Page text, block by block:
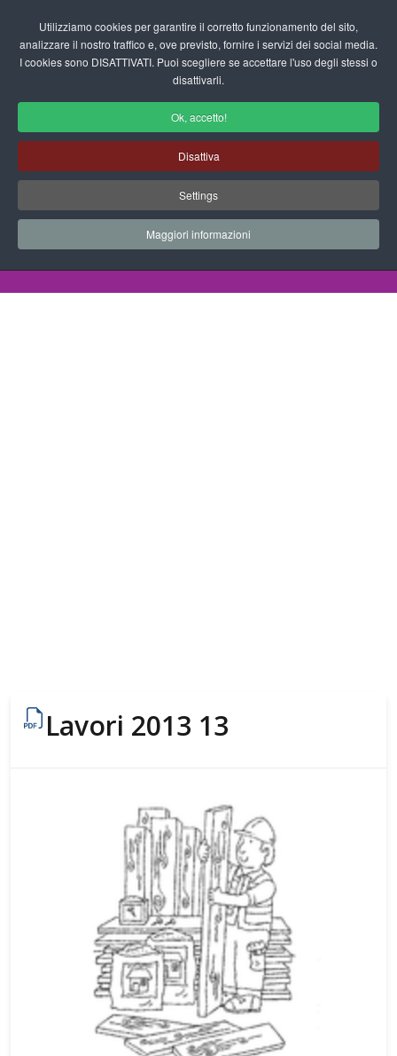
Utilizziamo cookies per garantire il corretto funzionamento del sito,
analizzare il nostro traffico e, ove previsto, fornire i servizi dei social media.
I cookies sono DISATTIVATI. Puoi scegliere se accettare l'uso degli stessi o
disattivarli.
Ok, accetto!
Disattiva
Settings
Maggiori informazioni
fas
Disegni da Colorare Mestieri
Progetti Didattici, Disegni, Schede
Didattiche e tanto altro ancora.
Disegni da Colorare
Lavori 2013 13